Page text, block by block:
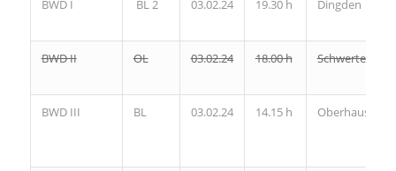
BWD I BL 2 03.02.24 19.30 h Dingden
BWD II OL 03.02.24 18.00 h Schwerte
BWD III BL 03.02.24 14.15 h Oberhausen